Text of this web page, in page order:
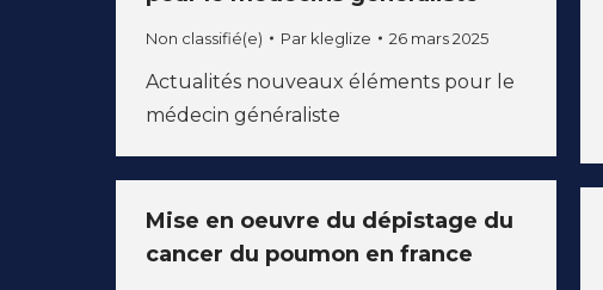
Non classifié(e) Par kleglize 26 mars 2025
Actualités nouveaux éléments pour le
médecin généraliste
Mise en oeuvre du dépistage du
cancer du poumon en france